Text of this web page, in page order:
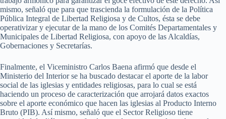
mismo, señaló que para que trascienda la formulación de la Política
Pública Integral de Libertad Religiosa y de Cultos, ésta se debe
operativizar y ejecutar de la mano de los Comités Departamentales y
Municipales de Libertad Religiosa, con apoyo de las Alcaldías,
Gobernaciones y Secretarías.
Finalmente, el Viceministro Carlos Baena afirmó que desde el
Ministerio del Interior se ha buscado destacar el aporte de la labor
social de las iglesias y entidades religiosas, para lo cual se está
haciendo un proceso de caracterización que arrojará datos exactos
sobre el aporte económico que hacen las iglesias al Producto Interno
Bruto (PIB). Así mismo, señaló que el Sector Religioso tiene